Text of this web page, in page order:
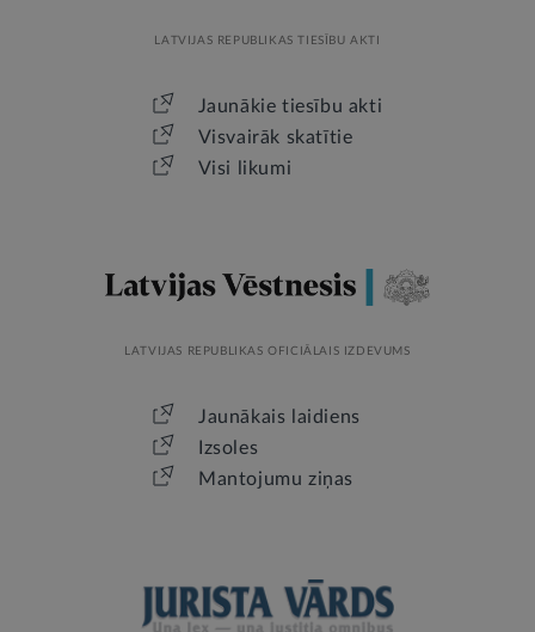
LATVIJAS REPUBLIKAS TIESĪBU AKTI
Jaunākie tiesību akti
Visvairāk skatītie
Visi likumi
LATVIJAS REPUBLIKAS OFICIĀLAIS IZDEVUMS
Jaunākais laidiens
Izsoles
Mantojumu ziņas